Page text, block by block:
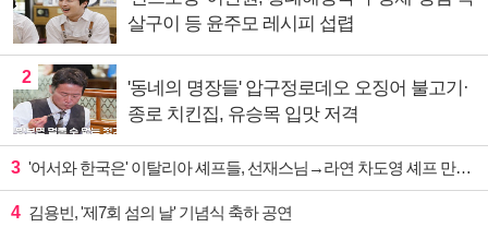
살구이 등 윤주모 레시피 섭렵
2
'동네의 명장들' 압구정로데오 오징어 불고기·
종로 치킨집, 유승목 입맛 저격
3 '어서와 한국은' 이탈리아 셰프들, 선재스님→라연 차도영 셰프 만난다
4 김용빈, '제7회 섬의 날' 기념식 축하 공연